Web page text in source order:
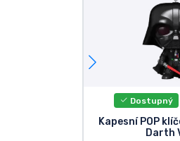
Dostupný
Kapesní POP
Darth